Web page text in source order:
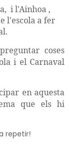
i l'Ainhoa ,
l'escola a fer
coses
i el Carnaval
en aquesta
que els hi
repetir!